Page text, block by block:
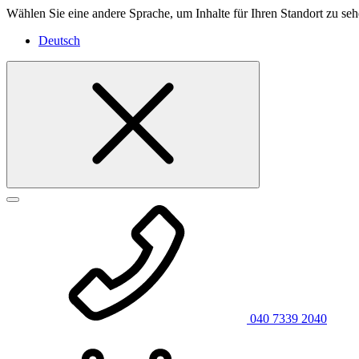
Wählen Sie eine andere Sprache, um Inhalte für Ihren Standort zu
Deutsch
040 7339 2040